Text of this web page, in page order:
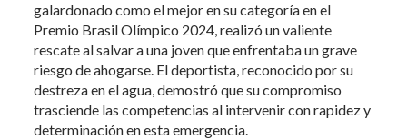
galardonado como el mejor en su categoría en el
Premio Brasil Olímpico 2024, realizó un valiente
rescate al salvar a una joven que enfrentaba un grave
riesgo de ahogarse. El deportista, reconocido por su
destreza en el agua, demostró que su compromiso
trasciende las competencias al intervenir con rapidez y
determinación en esta emergencia.